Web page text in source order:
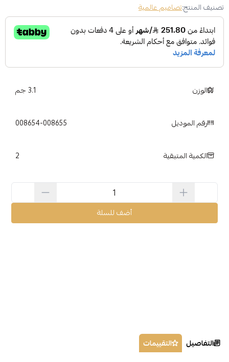
تصنيف المنتج:تصاميم عالمية
الوزن 3.1 جم
رقم الموديل 008654-008655
الكمية المتبقية 2
أضف للسلة
التفاصيل التقييمات